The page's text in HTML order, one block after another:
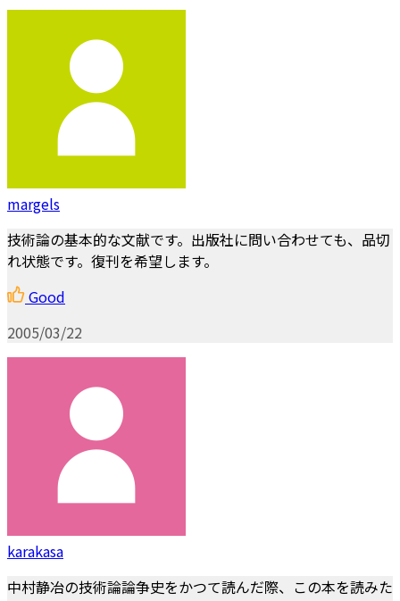
margels
技術論の基本的な文献です。出版社に問い合わせても、品切
れ状態です。復刊を希望します。
Good
2005/03/22
karakasa
中村静冶の技術論論争史をかつて読んだ際、この本を読みた